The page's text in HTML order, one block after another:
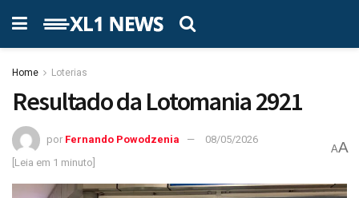
Home Loterias
Resultado da Lotomania 2921
por Fernando Powodzenia
08/05/2026
[Leia em 1 minuto]
AA